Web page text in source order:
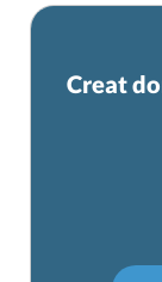
Creat